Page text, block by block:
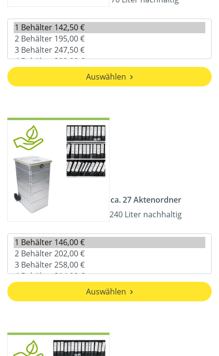
Auswählen
ca. 27 Aktenordner
240 Liter nachhaltig
Auswählen